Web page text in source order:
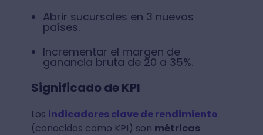
Abrir sucursales en 3 nuevos
países.
Incrementar el margen de
ganancia bruta de 20 a 35%.
Significado de KPI
Los indicadores clave de rendimiento
(conocidos como KPI) son métricas